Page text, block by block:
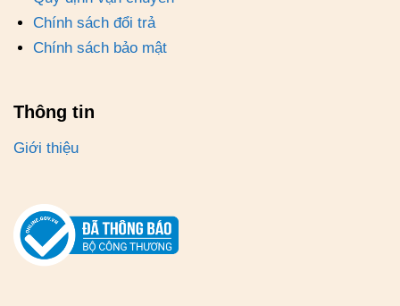
Chính sách đổi trả
Chính sách bảo mật
Thông tin
Giới thiệu